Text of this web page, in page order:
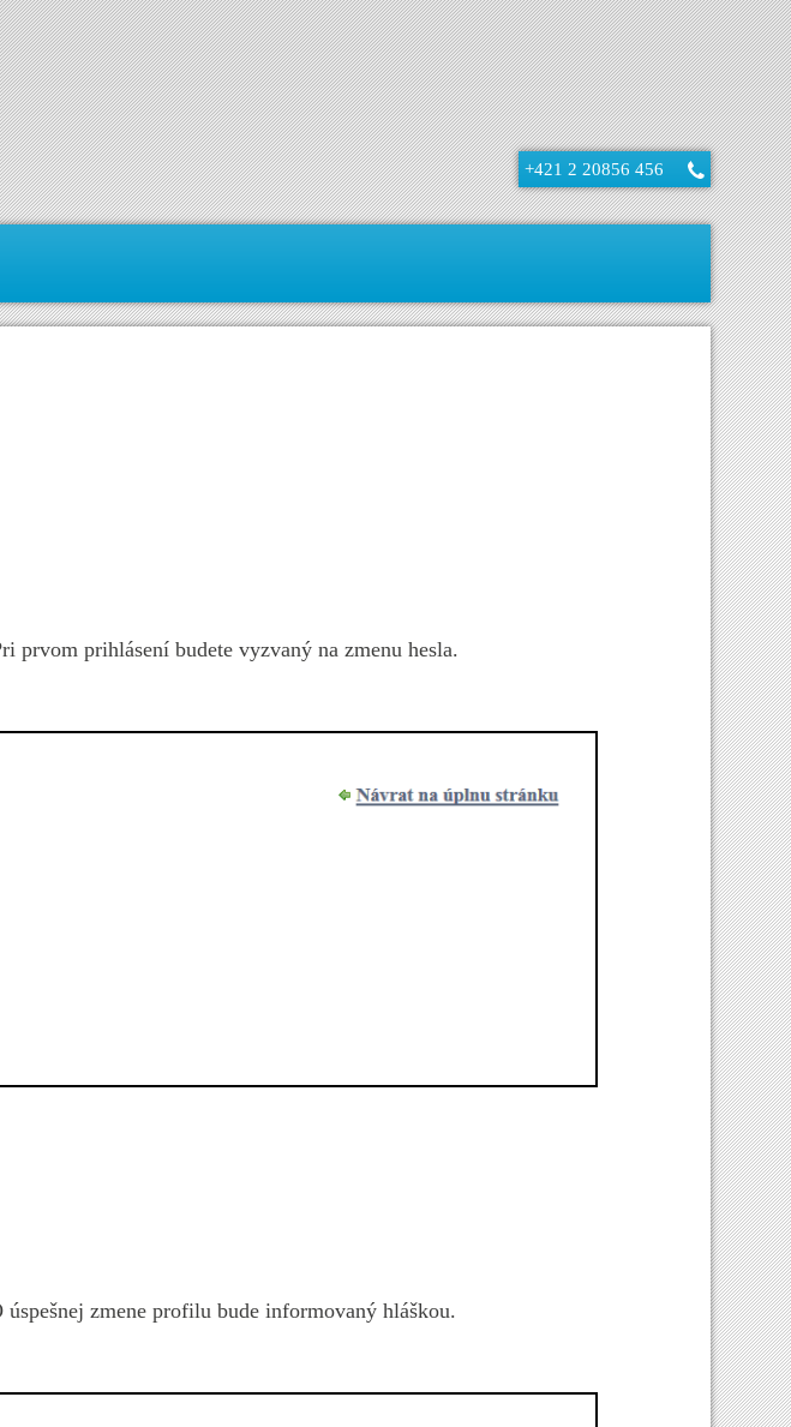
+421 2 20856 456
prvom prihlásení budete vyzvaný na zmenu hesla.
úspešnej zmene profilu bude informovaný hláškou.